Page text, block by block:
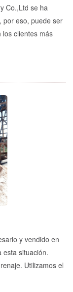
Co.,Ltd se ha
por eso, puede ser
los clientes más
y vendido en
esta situación.
Utilizamos el